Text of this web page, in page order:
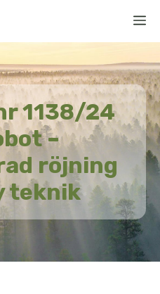
1138/24
–
röjning
teknik